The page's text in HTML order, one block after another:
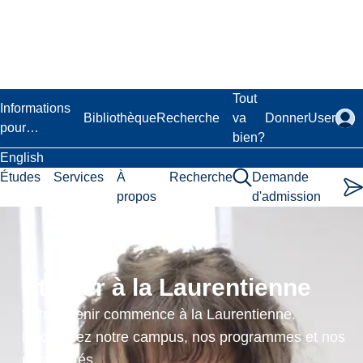
Informations
pour…
BibliothèqueRecherche
Tout
va
bien?
DonnerUser
English
Études
Services
À
propos
Recherche
Demande
d'admission
Étudier à la Laurentienne
Votre avenir commence à la Laurentienne.
Découvrez notre campus, nos programmes et nos
possibilités.
Methods
Science